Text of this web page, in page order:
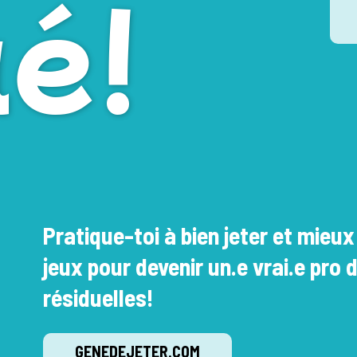
Pratique-toi à bien jeter et
jeux pour devenir un.e vrai.e pro
résiduelles!
GENEDEJETER.COM